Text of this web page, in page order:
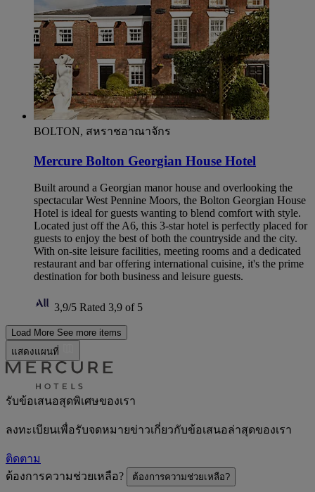
BOLTON, สหราชอาณาจักร
Mercure Bolton Georgian House Hotel
Built around a Georgian manor house and overlooking the
spectacular West Pennine Moors, the Bolton Georgian House
Hotel is ideal for guests wanting to blend comfort with style.
Located just off the A6, this 3-star hotel is perfectly placed for
guests to enjoy the best of both the countryside and the city.
With on-site leisure facilities, meeting rooms and a dedicated
restaurant and bar offering international cuisine, it's the prime
destination for both business and leisure guests.
3,9/5 Rated 3,9 of 5
Load More See more items
แสดงแผนที่
รับข้อเสนอสุดพิเศษของเรา
ลงทะเบียนเพื่อรับจดหมายข่าวเกี่ยวกับข้อเสนอล่าสุดของเรา
ติดตาม
ต้องการความช่วยเหลือ?
ต้องการความช่วยเหลือ?